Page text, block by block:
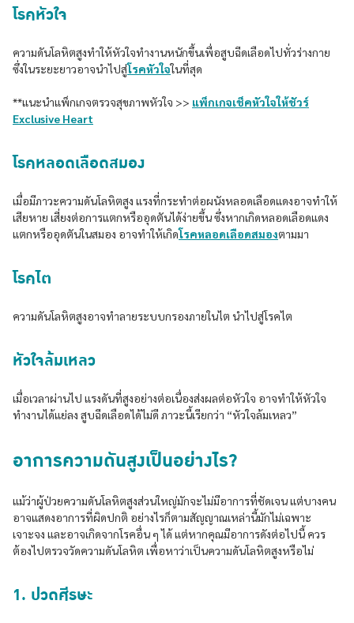
โรคหัวใจ
ความดันโลหิตสูงทำให้หัวใจทำงานหนักขึ้นเพื่อสูบฉีดเลือดไปทั่วร่างกาย
ซึ่งในระยะยาวอาจนำไปสู่โรคหัวใจในที่สุด
**แนะนำแพ็กเกจตรวจสุขภาพหัวใจ >> แพ็กเกจเช็คหัวใจให้ชัวร์
Exclusive Heart
โรคหลอดเลือดสมอง
เมื่อมีภาวะความดันโลหิตสูง แรงที่กระทำต่อผนังหลอดเลือดแดงอาจทำให้
เสียหาย เสี่ยงต่อการแตกหรืออุดตันได้ง่ายขึ้น ซึ่งหากเกิดหลอดเลือดแดง
แตกหรืออุดตันในสมอง อาจทำให้เกิดโรคหลอดเลือดสมองตามมา
โรคไต
ความดันโลหิตสูงอาจทำลายระบบกรองภายในไต นำไปสู่โรคไต
หัวใจล้มเหลว
เมื่อเวลาผ่านไป แรงดันที่สูงอย่างต่อเนื่องส่งผลต่อหัวใจ อาจทำให้หัวใจ
ทำงานได้แย่ลง สูบฉีดเลือดได้ไม่ดี ภาวะนี้เรียกว่า “หัวใจล้มเหลว”
อาการความดันสูงเป็นอย่างไร?
แม้ว่าผู้ป่วยความดันโลหิตสูงส่วนใหญ่มักจะไม่มีอาการที่ชัดเจน แต่บางคน
อาจแสดงอาการที่ผิดปกติ อย่างไรก็ตามสัญญาณเหล่านี้มักไม่เฉพาะ
เจาะจง และอาจเกิดจากโรคอื่น ๆ ได้ แต่หากคุณมีอาการดังต่อไปนี้ ควร
ต้องไปตรวจวัดความดันโลหิต เพื่อหาว่าเป็นความดันโลหิตสูงหรือไม่
1. ปวดศีรษะ